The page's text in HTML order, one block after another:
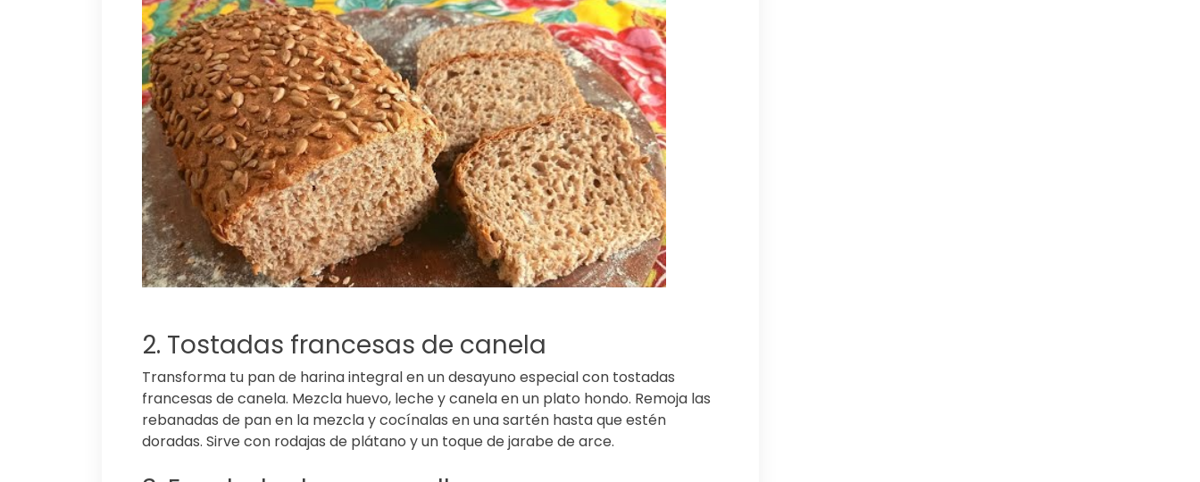
2. Tostadas francesas de canela
Transforma tu pan de harina integral en un desayuno especial con tostadas
francesas de canela. Mezcla huevo, leche y canela en un plato hondo. Remoja las
rebanadas de pan en la mezcla y cocínalas en una sartén hasta que estén
doradas. Sirve con rodajas de plátano y un toque de jarabe de arce.